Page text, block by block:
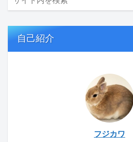
自己紹介
フジカワ